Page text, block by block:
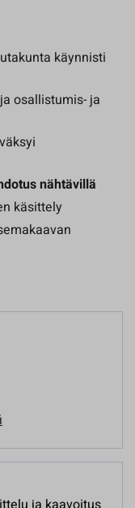
käynnisti
osallistumis- ja
nähtävillä
käsittely